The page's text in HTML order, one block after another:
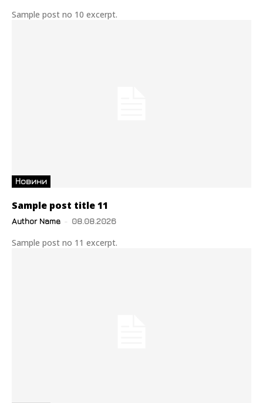
Sample post no 10 excerpt.
Новини
Sample post title 11
Author Name - 08.08.2026
Sample post no 11 excerpt.